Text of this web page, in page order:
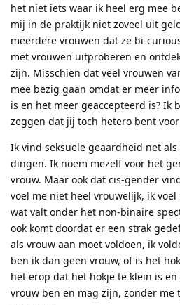
het niet iets waar ik heel erg mee
mij in de praktijk niet zoveel uit
meerdere vrouwen dat ze bi-
met vrouwen uitproberen en
zijn. Misschien dat veel vrouwen
mee bezig gaan omdat er meer
is en het meer geaccepteerd is? Ik
zeggen dat jij toch hetero bent
Ik vind seksuele geaardheid net
dingen. Ik noem mezelf voor het
vrouw. Maar ook dat cis-gender
voel me niet heel vrouwelijk, ik
wat valt onder het non-binaire
ook komt doordat er een strak
als vrouw aan moet voldoen, ik
ben ik dan geen vrouw, of is het
het erop dat het hokje te klein is
vrouw ben en mag zijn, zonder me